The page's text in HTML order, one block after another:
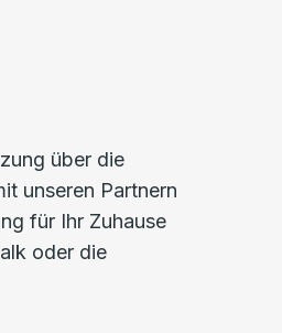
über die
unseren Partnern
für Ihr Zuhause
oder die